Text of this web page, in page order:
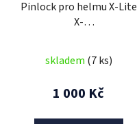
Pinlock pro helmu X-Lite
X-
FSB, Clear
skladem (7 ks)
1 000 Kč